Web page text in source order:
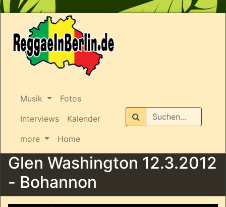
Musik
Fotos
Interviews
Kalender
more
Home
Suchen
Glen Washington 12.3.2012
- Bohannon